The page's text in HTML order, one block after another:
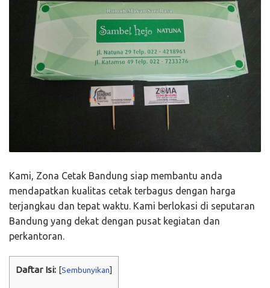
Kami, Zona Cetak Bandung siap membantu anda
mendapatkan kualitas cetak terbagus dengan harga
terjangkau dan tepat waktu. Kami berlokasi di seputaran
Bandung yang dekat dengan pusat kegiatan dan
perkantoran.
Daftar Isi: [Sembunyikan]